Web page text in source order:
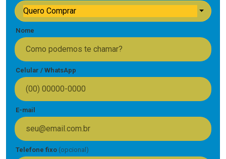
Quero Comprar
Nome
Celular / WhatsApp
E-mail
Telefone fixo (opcional)